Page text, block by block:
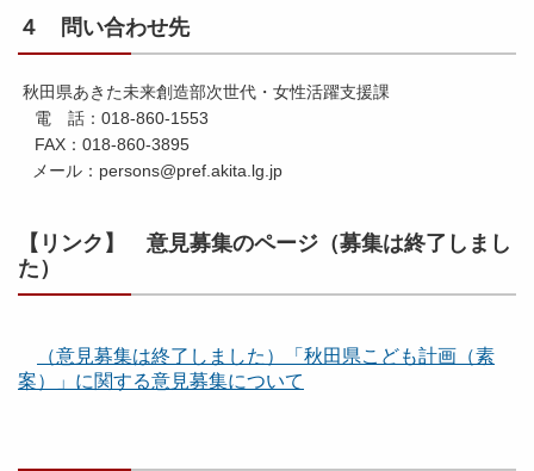
４ 問い合わせ先
秋田県あきた未来創造部次世代・女性活躍支援課
電 話：018-860-1553
FAX：018-860-3895
メール：persons@pref.akita.lg.jp
【リンク】 意見募集のページ（募集は終了しまし
た）
（意見募集は終了しました）「秋田県こども計画（素
案）」に関する意見募集について